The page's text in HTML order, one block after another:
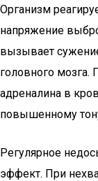
Организм
напряжение
вызывает
головного мозга.
адреналина в
повышенному
Регулярное
эффект. При